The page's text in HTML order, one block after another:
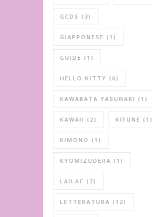
GCDS (3)
GIAPPONESE (1)
GUIDE (1)
HELLO KITTY (6)
KAWABATA YASUNARI (1)
KAWAII (2) KIFUNE (1)
KIMONO (1)
KYOMIZUDERA (1)
LAILAC (2)
LETTERATURA (12)